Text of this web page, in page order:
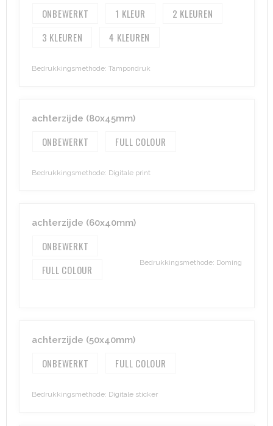
Tablettassen
Kledingtassen
Heuptassen
ONBEWERKT 1
2
3
4
Bedrukkingsmethode: Tampondruk
achterzijde (80x45mm)
ONBEWERKT FULL COLOUR
Bedrukkingsmethode: Digitale print
achterzijde (60x40mm)
ONBEWERKT
FULL COLOUR
Bedrukkingsmethode: Doming
achterzijde (50x40mm)
ONBEWERKT FULL COLOUR
Bedrukkingsmethode: Digitale sticker